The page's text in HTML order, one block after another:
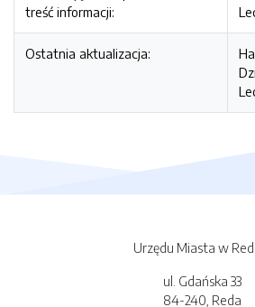
treść informacji:
Ostatnia aktualizacja:
Urzędu Miasta w
ul. Gdańska 33
84-240, Reda